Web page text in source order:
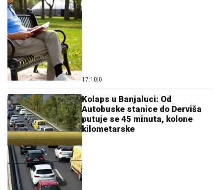
17:10 0
Kolaps u Banjaluci: Od
Autobuske stanice do Derviša
putuje se 45 minuta, kolone
kilometarske